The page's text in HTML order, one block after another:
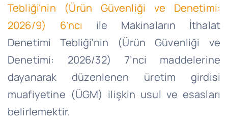
Tebliği’nin (Ürün Güvenliği ve Denetimi:
2026/9) 6’ncı ile Makinaların İthalat
Denetimi Tebliği’nin (Ürün Güvenliği ve
Denetimi: 2026/32) 7’nci maddelerine
dayanarak düzenlenen üretim girdisi
muafiyetine (ÜGM) ilişkin usul ve esasları
belirlemektir.